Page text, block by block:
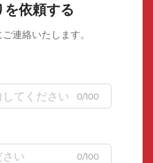
を依頼する
連絡いたします。
0/100
0/100